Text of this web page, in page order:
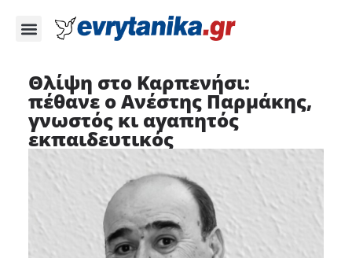
Θλίψη στο Καρπενήσι:
πέθανε ο Ανέστης Παρμάκης,
γνωστός κι αγαπητός
εκπαιδευτικός